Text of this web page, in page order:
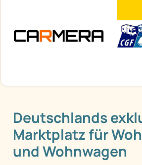
Deutschlands
Marktplatz für
und Wohnwagen